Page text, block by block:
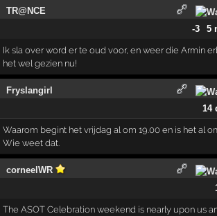
TR@NCE
-3
5
Ik sla over word er te oud voor, en weer die Armin
het wel gezien nu!
Fryslangirl
14
Waarom begint het vrijdag al om 19.00 en is het al
Wie weet dat.
corneelWR
The ASOT Celebration weekend is nearly upon us